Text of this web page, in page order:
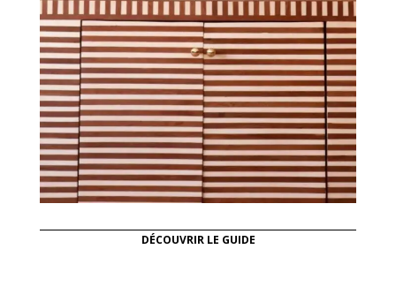
DÉCOUVRIR LE GUIDE